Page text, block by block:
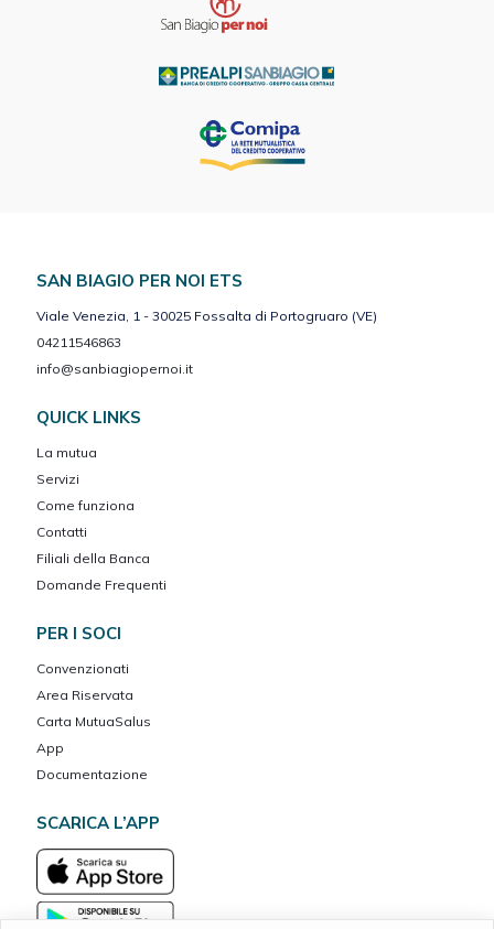
SAN BIAGIO PER NOI ETS
Viale Venezia, 1 - 30025 Fossalta di Portogruaro (VE)
04211546863
info@sanbiagiopernoi.it
QUICK LINKS
La mutua
Servizi
Come funziona
Contatti
Filiali della Banca
Domande Frequenti
PER I SOCI
Convenzionati
Area Riservata
Carta MutuaSalus
App
Documentazione
SCARICA L’APP